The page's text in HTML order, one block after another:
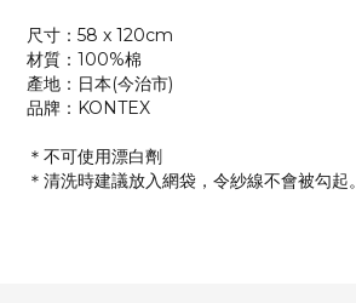
尺寸：58 x 120cm
材質：100%棉
產地：日本(今治市)
品牌：KONTEX
＊不可使用漂白劑
＊清洗時建議放入網袋，令紗線不會被勾起。